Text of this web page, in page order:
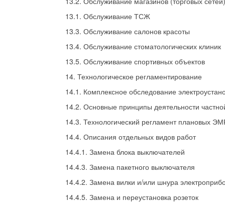
13.1. Обслуживание ТСЖ
13.3. Обслуживание салонов красоты
13.4. Обслуживание стоматологических клиник
13.5. Обслуживание спортивных объектов
14. Технологическое регламентирование
14.1. Комплексное обследование
14.2. Основные принципы деятельности
14.3. Технологический регламент плановых
14.4. Описания отдельных видов работ
14.4.1. Замена блока выключателей
14.4.3. Замена пакетного выключателя
14.4.2. Замена вилки и/или шнура
14.4.5. Замена и переустановка розеток